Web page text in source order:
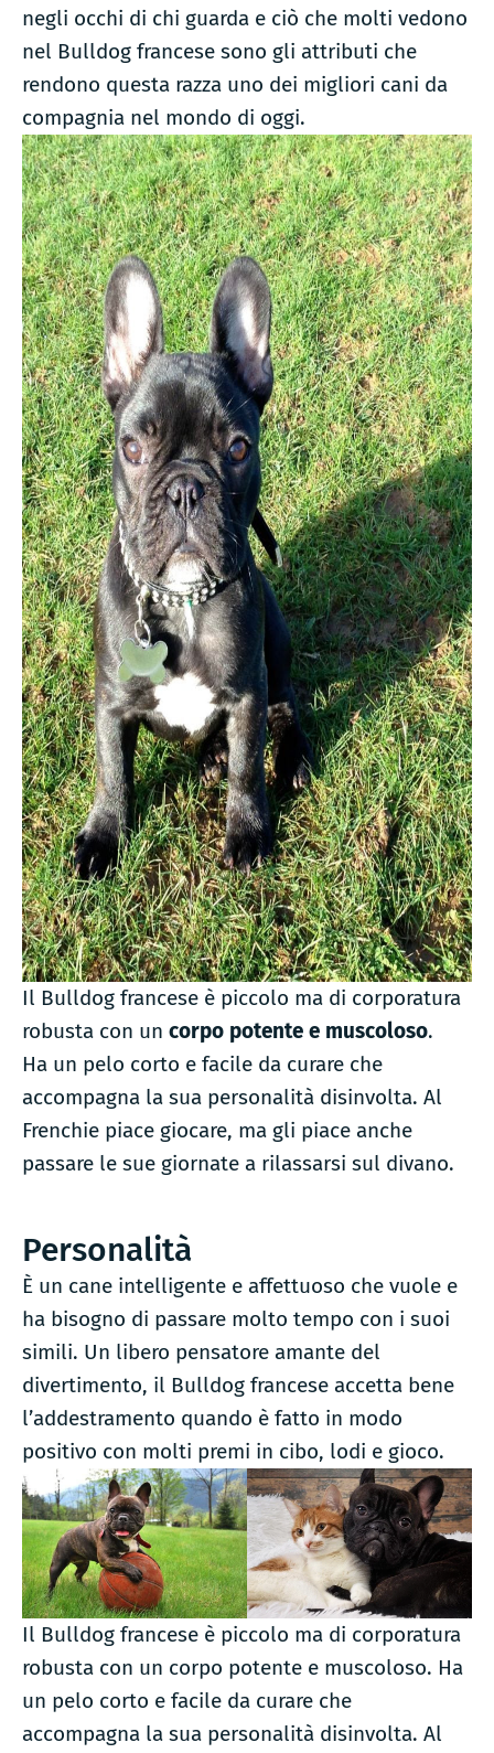
negli occhi di chi guarda e ciò che molti vedono
nel Bulldog francese sono gli attributi che
rendono questa razza uno dei migliori cani da
compagnia nel mondo di oggi.
Il Bulldog francese è piccolo ma di corporatura
robusta con un corpo potente e muscoloso.
Ha un pelo corto e facile da curare che
accompagna la sua personalità disinvolta. Al
Frenchie piace giocare, ma gli piace anche
passare le sue giornate a rilassarsi sul divano.
Personalità
È un cane intelligente e affettuoso che vuole e
ha bisogno di passare molto tempo con i suoi
simili. Un libero pensatore amante del
divertimento, il Bulldog francese accetta bene
l’addestramento quando è fatto in modo
positivo con molti premi in cibo, lodi e gioco.
Il Bulldog francese è piccolo ma di corporatura
robusta con un corpo potente e muscoloso. Ha
un pelo corto e facile da curare che
accompagna la sua personalità disinvolta. Al